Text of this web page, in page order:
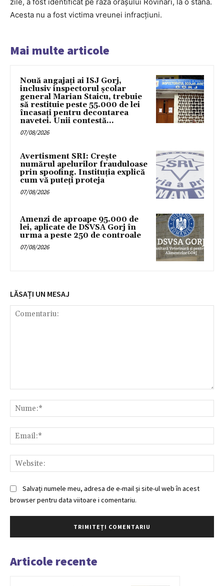
Acesta nu a fost victima vreunei infracțiuni.
Mai multe articole
Nouă angajați ai ISJ Gorj,
inclusiv inspectorul școlar
general Marian Staicu, trebuie
să restituie peste 55.000 de lei
încasați pentru decontarea
navetei. Unii contestă...
07/08/2026
Avertisment SRI: Crește
numărul apelurilor frauduloase
prin spoofing. Instituția explică
cum vă puteți proteja
07/08/2026
Amenzi de aproape 95.000 de
lei, aplicate de DSVSA Gorj în
urma a peste 250 de controale
07/08/2026
LĂSAȚI UN MESAJ
Salvați numele meu, adresa de e-mail și site-ul web în acest
browser pentru data viitoare i comentariu.
Articole recente